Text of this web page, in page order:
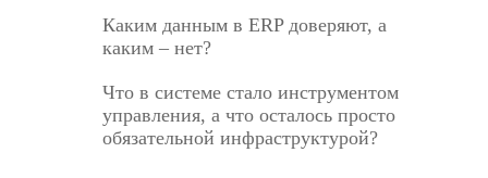
Каким данным в ERP доверяют, а
каким – нет?
Что в системе стало инструментом
управления, а что осталось просто
обязательной инфраструктурой?